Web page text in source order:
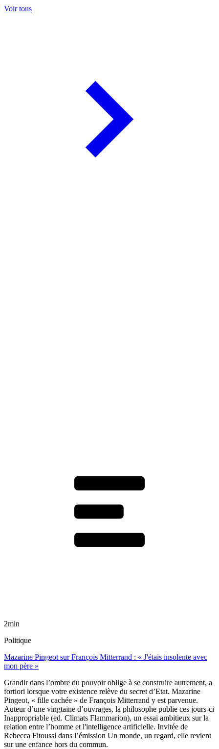
Voir tous
2min
Politique
Mazarine Pingeot sur François Mitterrand : « J'étais insolente avec
mon père »
Grandir dans l’ombre du pouvoir oblige à se construire autrement, a
fortiori lorsque votre existence relève du secret d’Etat. Mazarine
Pingeot, « fille cachée » de François Mitterrand y est parvenue.
Auteur d’une vingtaine d’ouvrages, la philosophe publie ces jours-ci
Inappropriable (ed. Climats Flammarion), un essai ambitieux sur la
relation entre l’homme et l'intelligence artificielle. Invitée de
Rebecca Fitoussi dans l’émission Un monde, un regard, elle revient
sur une enfance hors du commun.